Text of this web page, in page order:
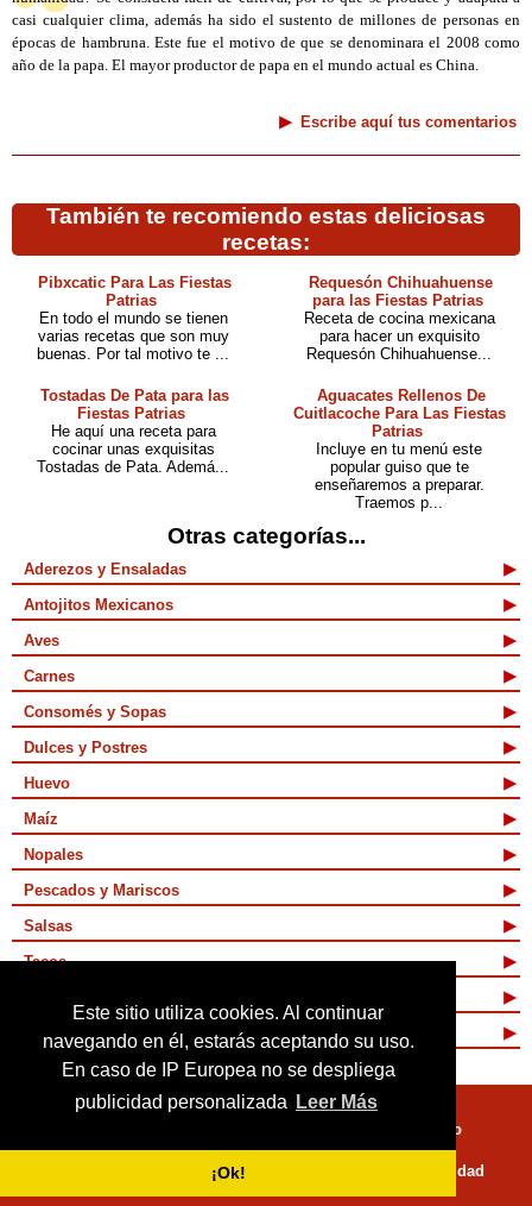
Este sitio utiliza cookies. Al continuar
navegando en él, estarás aceptando su uso.
En caso de IP Europea no se despliega
publicidad personalizada
Leer Más
¡Ok!
casi cualquier clima, además ha sido el sustento de millones de personas en
épocas de hambruna. Este fue el motivo de que se denominara el 2008 como
año de la papa. El mayor productor de papa en el mundo actual es China.
Escribe aquí tus comentarios
También te recomiendo estas deliciosas
recetas:
Pibxcatic Para Las Fiestas
Patrias
En todo el mundo se tienen
varias recetas que son muy
buenas. Por tal motivo te ...
Requesón Chihuahuense
para las Fiestas Patrias
Receta de cocina mexicana
para hacer un exquisito
Requesón Chihuahuense...
Tostadas De Pata para las
Fiestas Patrias
He aquí una receta para
cocinar unas exquisitas
Tostadas de Pata. Ademá...
Aguacates Rellenos De
Cuitlacoche Para Las Fiestas
Patrias
Incluye en tu menú este
popular guiso que te
enseñaremos a preparar.
Traemos p...
Otras categorías...
Aderezos y Ensaladas
Antojitos Mexicanos
Aves
Carnes
Consomés y Sopas
Dulces y Postres
Huevo
Maíz
Nopales
Pescados y Mariscos
Salsas
Tacos
Vegetarianas
Términos de Uso
Políticas de Privacidad